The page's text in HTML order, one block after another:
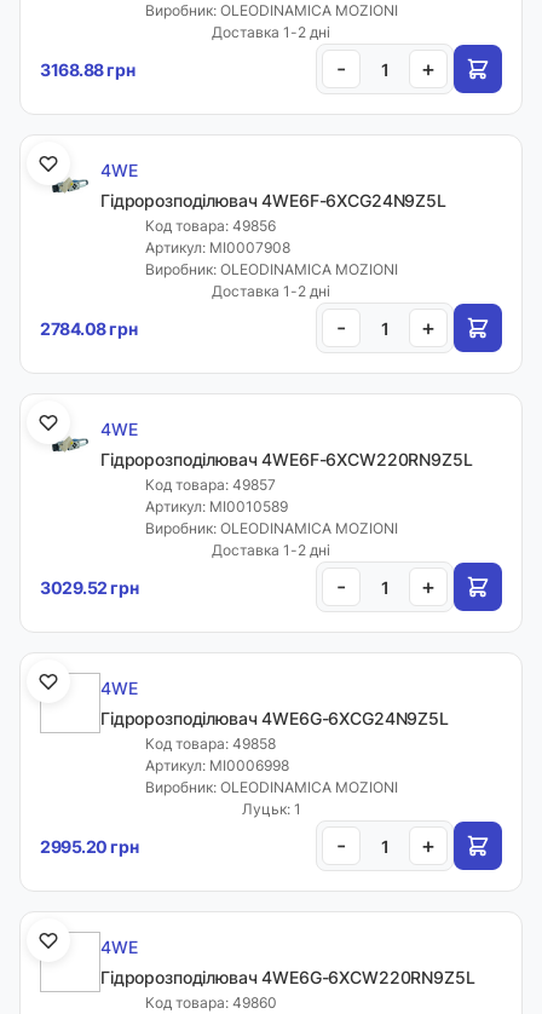
Виробник: OLEODINAMICA MOZIONI
Доставка 1-2 дні
3168.88 грн - +
4WE
Гідророзподілювач 4WE6F-6XCG24N9Z5L
Код товара: 49856
Артикул: MI0007908
Виробник: OLEODINAMICA MOZIONI
Доставка 1-2 дні
2784.08 грн - +
4WE
Гідророзподілювач 4WE6F-6XCW220RN9Z5L
Код товара: 49857
Артикул: MI0010589
Виробник: OLEODINAMICA MOZIONI
Доставка 1-2 дні
3029.52 грн - +
4WE
Гідророзподілювач 4WE6G-6XCG24N9Z5L
Код товара: 49858
Артикул: MI0006998
Виробник: OLEODINAMICA MOZIONI
Луцьк: 1
2995.20 грн - +
4WE
Гідророзподілювач 4WE6G-6XCW220RN9Z5L
Код товара: 49860